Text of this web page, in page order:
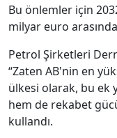
Bu önlemler için
milyar euro
Petrol Şirketleri
“Zaten AB'nin en
ülkesi olarak, bu ek
hem de rekabet
kullandı.